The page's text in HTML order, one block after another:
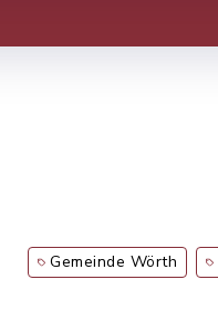
Gemeinde Wörth